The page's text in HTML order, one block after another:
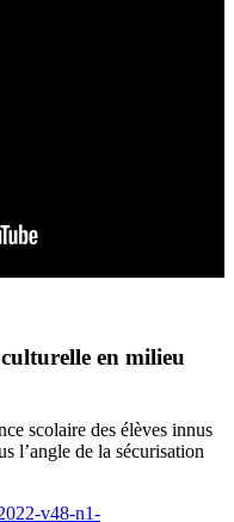
en milieu
scolaire des élèves innus
l’angle de la sécurisation
v48-n1-